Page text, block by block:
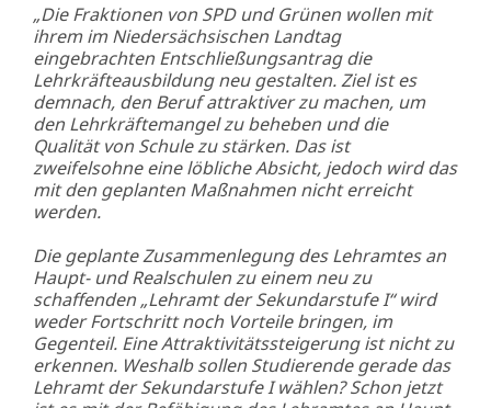
„Die Fraktionen von SPD und Grünen wollen mit
ihrem im Niedersächsischen Landtag
eingebrachten Entschließungsantrag die
Lehrkräfteausbildung neu gestalten. Ziel ist es
demnach, den Beruf attraktiver zu machen, um
den Lehrkräftemangel zu beheben und die
Qualität von Schule zu stärken. Das ist
zweifelsohne eine löbliche Absicht, jedoch wird das
mit den geplanten Maßnahmen nicht erreicht
werden.
Die geplante Zusammenlegung des Lehramtes an
Haupt- und Realschulen zu einem neu zu
schaffenden „Lehramt der Sekundarstufe I“ wird
weder Fortschritt noch Vorteile bringen, im
Gegenteil. Eine Attraktivitätssteigerung ist nicht zu
erkennen. Weshalb sollen Studierende gerade das
Lehramt der Sekundarstufe I wählen? Schon jetzt